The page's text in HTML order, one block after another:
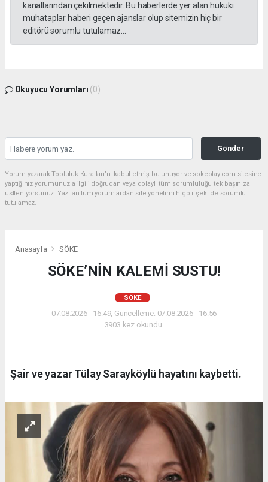
kanallarından çekilmektedir. Bu haberlerde yer alan hukuki
muhataplar haberi geçen ajanslar olup sitemizin hiç bir
editörü sorumlu tutulamaz...
Okuyucu Yorumları (0)
Gönder
Yorum yazarak Topluluk Kuralları’nı kabul etmiş bulunuyor ve sokeolay.com sitesine
yaptığınız yorumunuzla ilgili doğrudan veya dolaylı tüm sorumluluğu tek başınıza
üstleniyorsunuz. Yazılan tüm yorumlardan site yönetimi hiçbir şekilde sorumlu
tutulamaz.
Anasayfa SÖKE
SÖKE’NİN KALEMİ SUSTU!
SÖKE
07.08.2026 - 16:49, Güncelleme: 07.08.2026 - 16:56
3903 kez okundu.
Şair ve yazar Tülay Sarayköylü hayatını kaybetti.